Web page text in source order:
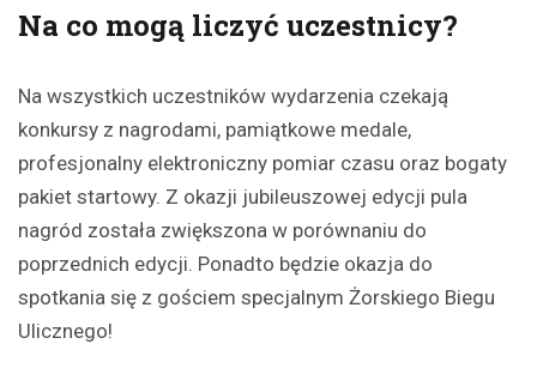
Na co mogą liczyć uczestnicy?
Na wszystkich uczestników wydarzenia czekają
konkursy z nagrodami, pamiątkowe medale,
profesjonalny elektroniczny pomiar czasu oraz bogaty
pakiet startowy. Z okazji jubileuszowej edycji pula
nagród została zwiększona w porównaniu do
poprzednich edycji. Ponadto będzie okazja do
spotkania się z gościem specjalnym Żorskiego Biegu
Ulicznego!